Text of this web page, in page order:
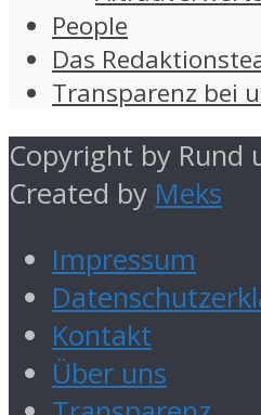
People
Das
Transparenz bei
Copyright by Rund
Created by Meks
Impressum
Kontakt
Über uns